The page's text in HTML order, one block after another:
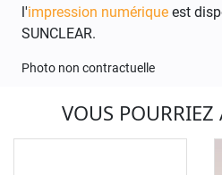
l'impression numérique est
SUNCLEAR.
Photo non contractuelle
VOUS POURRIEZ